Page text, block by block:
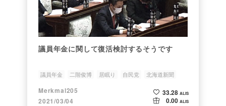
議員年金に関して復活検討するそうです
議員年金 二階俊博 居眠り 自民党 北海道新聞
Merkmal205
2021/03/04
33.28 ALIS
0.00 ALIS